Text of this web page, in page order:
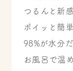
つるんと新
ポイッと簡単
98%が水分
お風呂で温